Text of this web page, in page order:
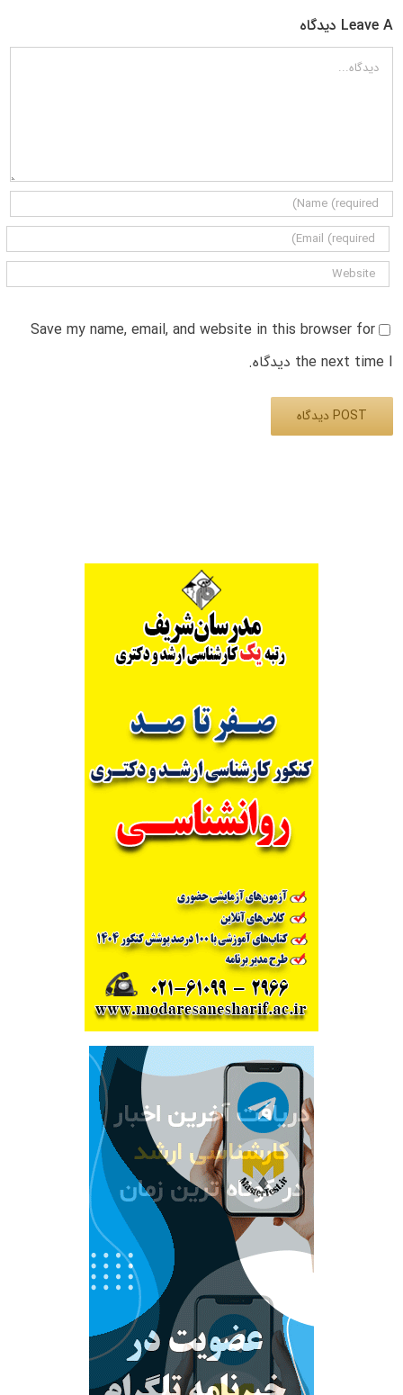
Leave A دیدگاه
دیدگاه
Save my name, email, and website in this browser for
the next time I دیدگاه.